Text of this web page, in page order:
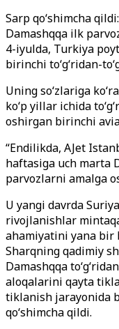
Sarp qo‘shimcha
Damashqqa ilk
4-iyulda, Turkiya
birinchi to‘g‘ridan-
Uning so‘zlariga
ko‘p yillar ichida
oshirgan birinchi
“Endilikda, AJet
haftasiga uch marta
parvozlarni amalga
U yangi davrda
rivojlanishlar
ahamiyatini yana bir
Sharqning qadimiy
Damashqqa
aloqalarini qayta
tiklanish jarayonida
qo‘shimcha qildi.